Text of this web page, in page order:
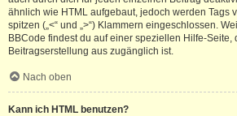
ähnlich wie HTML aufgebaut, jedoch werden Tags
spitzen („<“ und „>“) Klammern eingeschlossen.
BBCode findest du auf einer speziellen Hilfe-Seite,
Beitragserstellung aus zugänglich ist.
Nach oben
Kann ich HTML benutzen?